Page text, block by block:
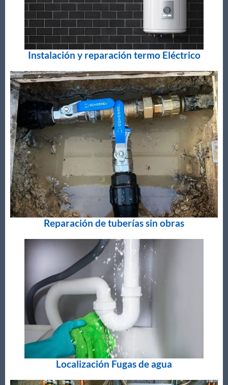
Instalación y reparación termo Eléctrico
Reparación de tuberías sin obras
Localización Fugas de agua